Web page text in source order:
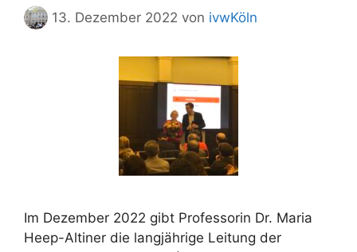
13. Dezember 2022 von ivwKöln
Im Dezember 2022 gibt Professorin Dr. Maria
Heep-Altiner die langjährige Leitung der